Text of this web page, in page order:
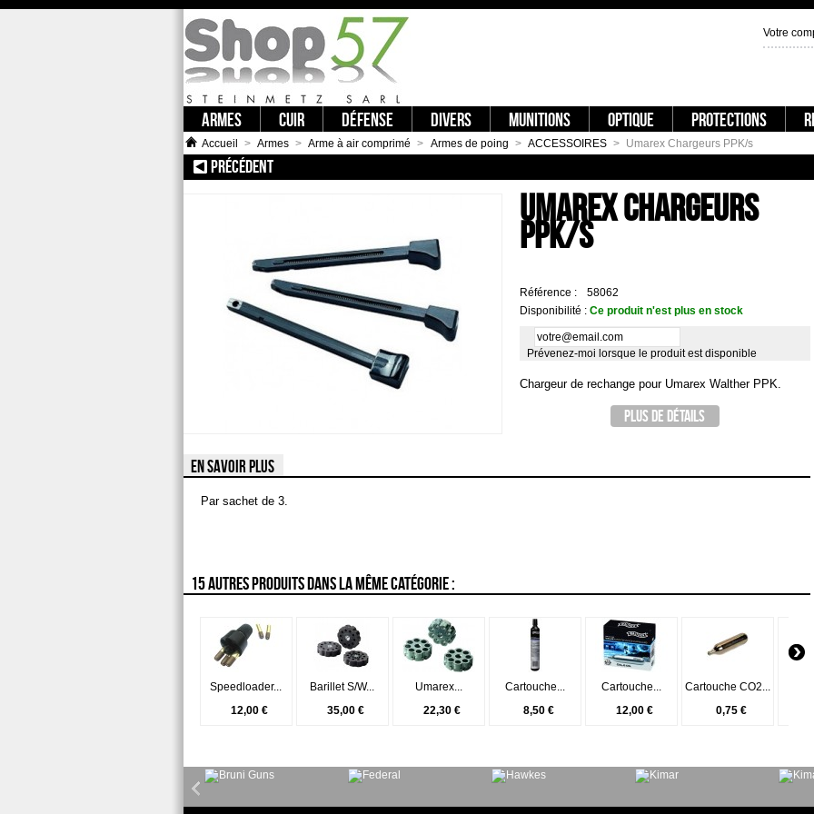
Votre
ARMES CUIR DÉFENSE DIVERS MUNITIONS OPTIQUE PROTECTIONS
Accueil > Armes > Arme à air comprimé > Armes de poing > ACCESSOIRES > Umarex Chargeurs PPK/s
PRÉCÉDENT:: UMAREX BARILLETS CP X3
UMAREX CHARGEURS
PPK/S
Référence :
58062
Disponibilité : Ce produit n'est plus en stock
Prévenez-moi lorsque le produit est disponible
Chargeur de rechange pour Umarex Walther PPK.
PLUS DE DÉTAILS
EN SAVOIR PLUS
Par sachet de 3.
15 AUTRES PRODUITS DANS LA MÊME CATÉGORIE :
Speedloader...
12,00 €
Barillet S/W...
35,00 €
Umarex...
22,30 €
Cartouche...
8,50 €
Cartouche...
12,00 €
Cartouche CO2...
0,75 €